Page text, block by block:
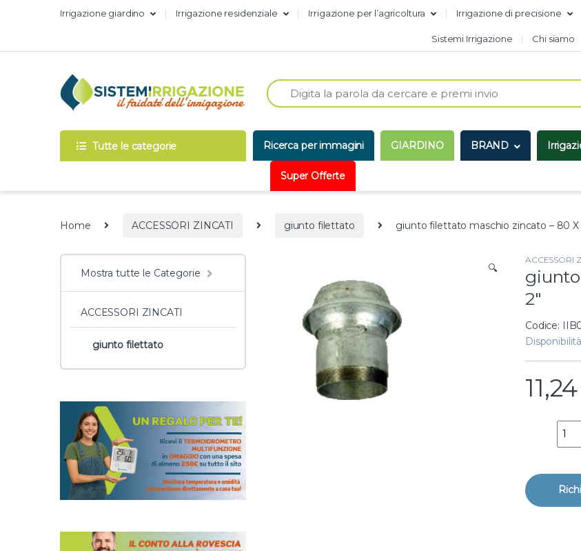
Skip to navigation
Skip to contentIrrigazione giardino Irrigazione residenziale Irrigazione per l’agricoltura Irrigazione di precisione
Sistemi Irrigazione Chi siamo
Tutte le categorie Ricerca per immagini GIARDINO BRAND
Super Offerte
Home ACCESSORI ZINCATI giunto filettato giunto filettato maschio zincato – 80 X
🔍
ACCESSORI
2″
Codice:
11,24
Mostra tutte le Categorie
ACCESSORI ZINCATI
giunto filettato